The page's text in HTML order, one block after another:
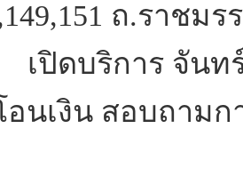
ถ.ราชม
เปิดบริการ จันท
นเงิน สอบถามก